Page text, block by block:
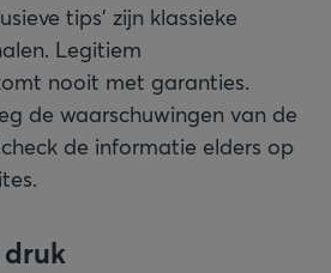
tips' zijn klassieke
Legitiem
nooit met garanties.
de waarschuwingen van de
de informatie elders op
druk